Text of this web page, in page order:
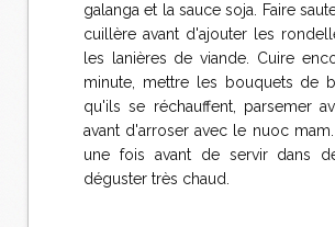
galanga et la sauce soja. Faire
cuillère avant d'ajouter les
les lanières de viande. Cuire
minute, mettre les bouquets de
qu'ils se réchauffent, parsemer
avant d'arroser avec le nuoc
une fois avant de servir dans
déguster très chaud.